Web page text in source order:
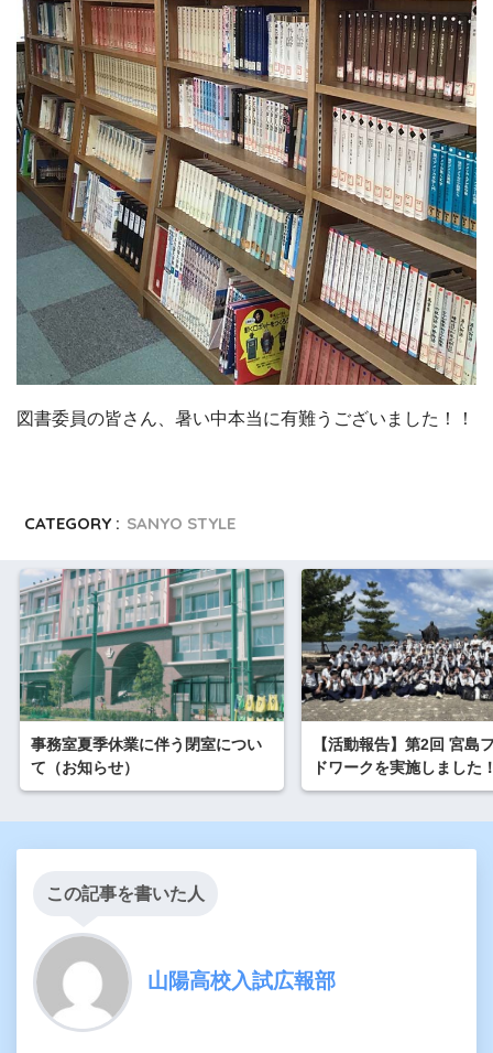
図書委員の皆さん、暑い中本当に有難うございました！！
CATEGORY : SANYO STYLE
事務室夏季休業に伴う閉室につい
て（お知らせ）
【活動報告】第2回 宮島
ドワークを実施しました
この記事を書いた人
山陽高校入試広報部